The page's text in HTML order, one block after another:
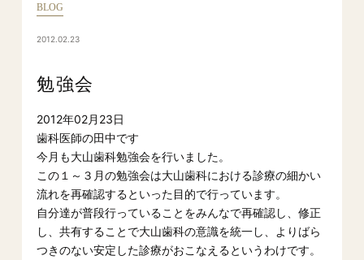
BLOG
2012.02.23
勉強会
2012年02月23日
歯科医師の田中です
今月も大山歯科勉強会を行いました。
この１～３月の勉強会は大山歯科における診療の細かい
流れを再確認するといった目的で行っています。
自分達が普段行っていることをみんなで再確認し、修正
し、共有することで大山歯科の意識を統一し、よりばら
つきのない安定した診療がおこなえるというわけです。